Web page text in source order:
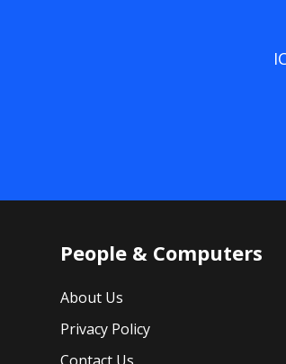
People & Computers
About Us
Privacy Policy